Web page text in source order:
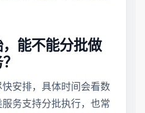
能不能分批做
安排，具体时间会看数
务支持分批执行，也常